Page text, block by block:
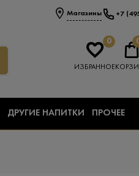
Магазины +7
0
ИЗБРАННОЕ
ДРУГИЕ НАПИТКИ ПРОЧЕЕ